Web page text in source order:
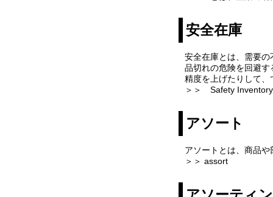
安全在庫
安全在庫とは、需要
品切れの危険を回避
精度を上げたりして
＞＞ Safety Inventory
アソート
アソートとは、商品
＞＞ assort